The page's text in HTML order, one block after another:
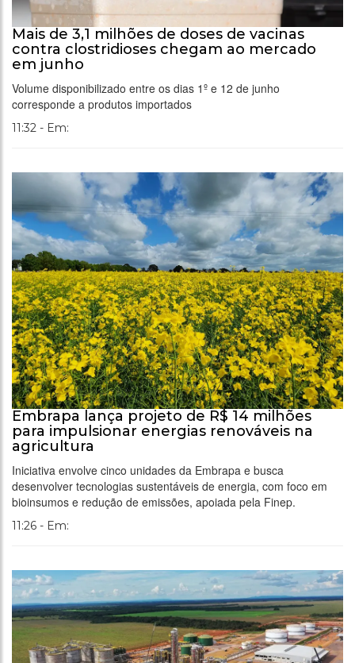
Mais de 3,1 milhões de doses de vacinas
contra clostridioses chegam ao mercado
em junho
Volume disponibilizado entre os dias 1º e 12 de junho
corresponde a produtos importados
11:32 - Em:
Embrapa lança projeto de R$ 14 milhões
para impulsionar energias renováveis na
agricultura
Iniciativa envolve cinco unidades da Embrapa e busca
desenvolver tecnologias sustentáveis de energia, com foco em
bioinsumos e redução de emissões, apoiada pela Finep.
11:26 - Em: